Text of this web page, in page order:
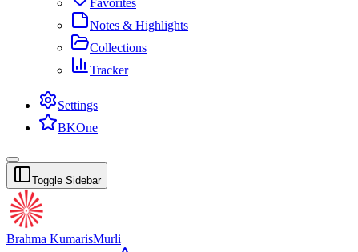
Favorites
Notes & Highlights
Collections
Tracker
Settings
BKOne
Toggle Sidebar
Brahma KumarisMurli